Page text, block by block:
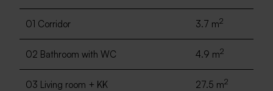
01 Corridor 3.7 m2
02 Bathroom with WC 4.9 m2
03 Living room + KK 27.5 m2